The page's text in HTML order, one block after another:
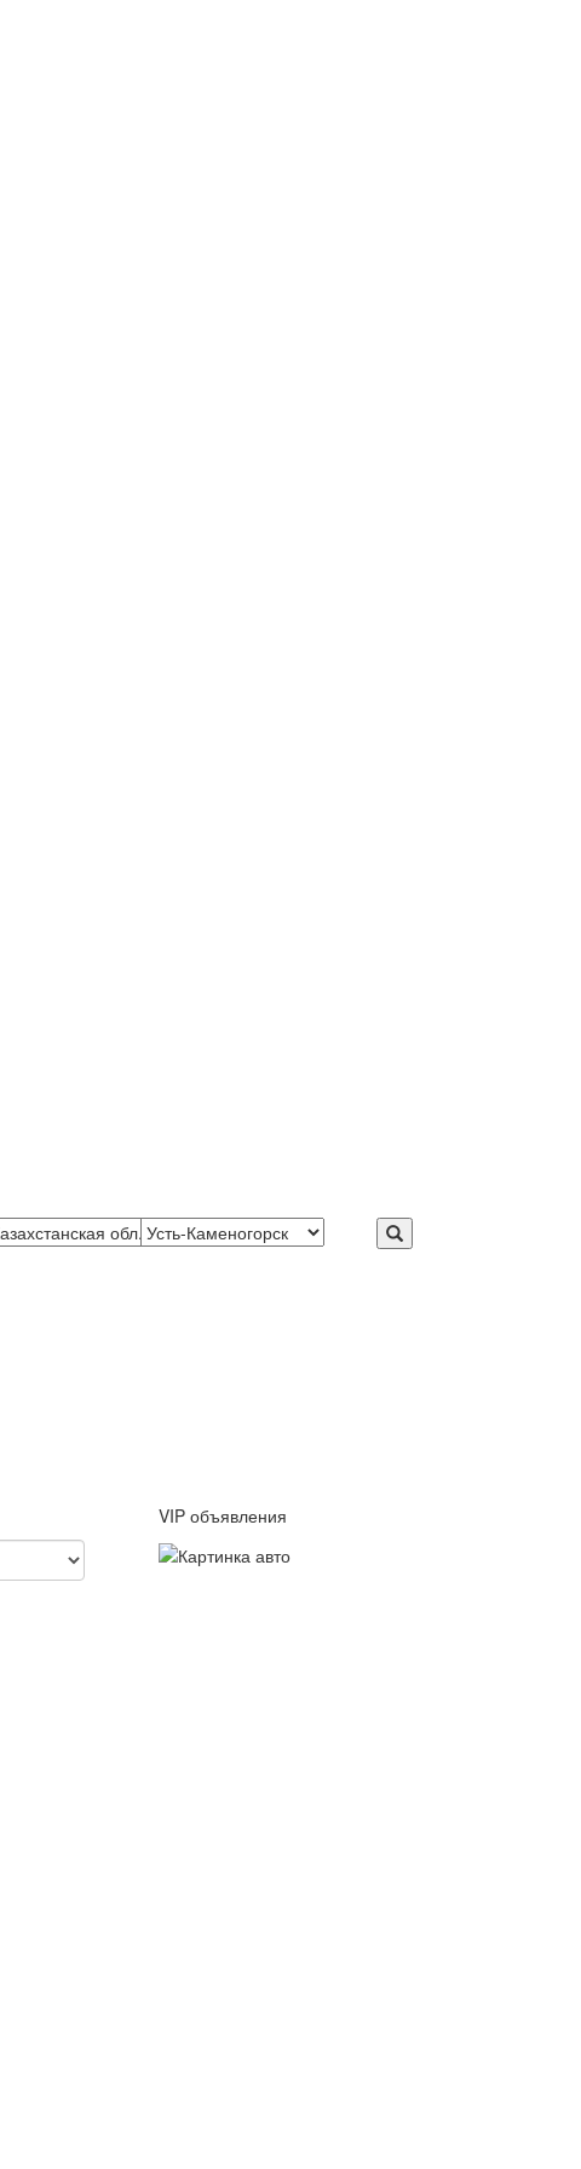
VIP объявления